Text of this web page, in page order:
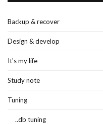
Backup & recover
Design & develop
It's my life
Study note
Tuning
..db tuning